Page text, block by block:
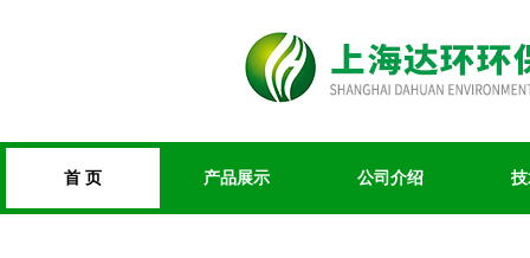
首 页 产品展示 公司介绍